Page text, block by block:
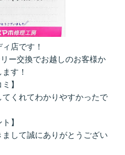
店です！
ー交換でお越しのお客様か
す！
】
くれてわかりやすかったで
】
して誠にありがとうござい